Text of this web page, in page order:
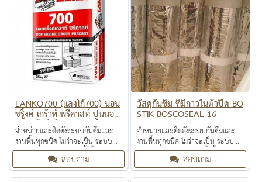
LANKO700 (แลงโก้700) นอน
ชริ้งค์ เกร้าท์ พรีคาสท์ ปูนนอน
ชริ้งเกร้าท์ สำหรับงานประกอบ
คอนกรีต หรืองานเทเข้าแบบ
จำหน่ายและติดตั้งระบบกันซึมและ
งานพื้นทุกชนิด ไม่ว่าจะเป็น ระบบ
งานกันซึม ระบบงานติดตั้งพื้น งาน
ป้องกันไฟลาม งานเคลือบปกป้องพื้น
ผิว งานเคลือบสารสะท้อนความร้อน
สอบถาม
วัสดุกันซึม ที่มีกาวในตัวปิด BO
STIK ฺBOSCOSEAL 16
จำหน่ายและติดตั้งระบบกันซึมและ
งานพื้นทุกชนิด ไม่ว่าจะเป็น ระบบ
งานกันซึม ระบบงานติดตั้งพื้น งาน
ป้องกันไฟลาม งานเคลือบปกป้องพื้น
ผิว งานเคลือบสารสะท้อนความร้อน
สอบถาม